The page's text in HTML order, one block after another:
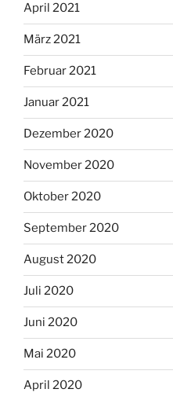
April 2021
März 2021
Februar 2021
Januar 2021
Dezember 2020
November 2020
Oktober 2020
September 2020
August 2020
Juli 2020
Juni 2020
Mai 2020
April 2020